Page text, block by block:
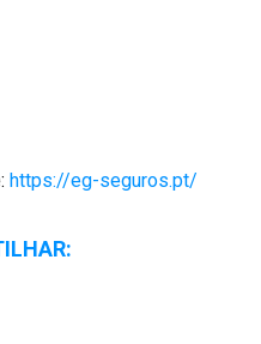
https://eg-seguros.pt/